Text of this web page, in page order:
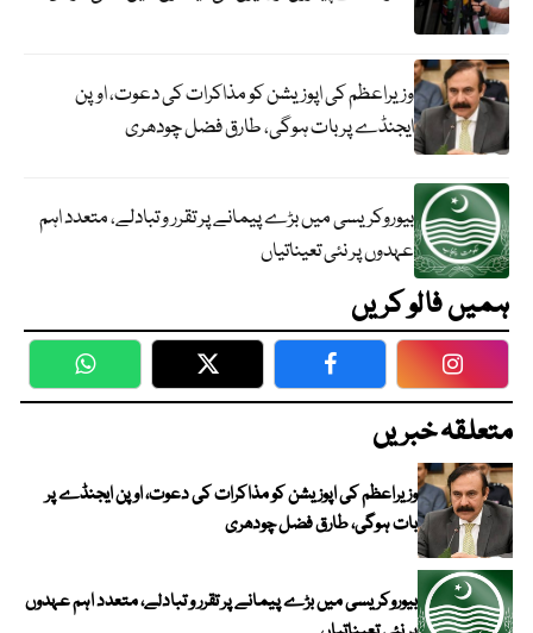
وزیراعظم کی اپوزیشن کو مذاکرات کی دعوت، اوپن
ایجنڈے پر بات ہوگی، طارق فضل چودھری
بیوروکریسی میں بڑے پیمانے پر تقرر و تبادلے، متعدد اہم
عہدوں پر نئی تعیناتیاں
ہمیں فالو کریں
WhatsApp Twitter Facebook
متعلقہ خبریں
وزیراعظم کی اپوزیشن کو مذاکرات کی دعوت، اوپن ایجنڈے پر
بات ہوگی، طارق فضل چودھری
بیوروکریسی میں بڑے پیمانے پر تقرر و تبادلے، متعدد اہم عہدوں